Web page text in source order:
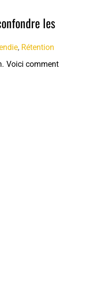
les
, Rétention
Voici comment